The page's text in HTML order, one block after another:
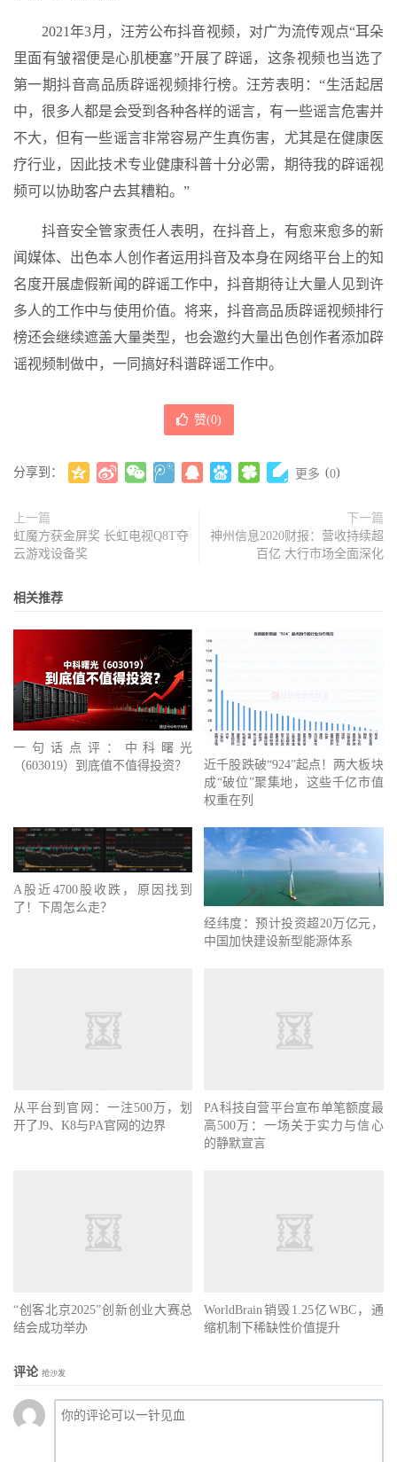
2021年3月，汪芳公布抖音视频，对广为流传观点“耳朵
里面有皱褶便是心肌梗塞”开展了辟谣，这条视频也当选了
第一期抖音高品质辟谣视频排行榜。汪芳表明：“生活起居
中，很多人都是会受到各种各样的谣言，有一些谣言危害并
不大，但有一些谣言非常容易产生真伤害，尤其是在健康医
疗行业，因此技术专业健康科普十分必需，期待我的辟谣视
频可以协助客户去其糟粕。”
抖音安全管家责任人表明，在抖音上，有愈来愈多的新
闻媒体、出色本人创作者运用抖音及本身在网络平台上的知
名度开展虚假新闻的辟谣工作中，抖音期待让大量人见到许
多人的工作中与使用价值。将来，抖音高品质辟谣视频排行
榜还会继续遮盖大量类型，也会邀约大量出色创作者添加辟
谣视频制做中，一同搞好科谱辟谣工作中。
赞(0)
分享到： 更多 (0)
上一篇
虹魔方获金屏奖 长虹电视Q8T夺
云游戏设备奖
下一篇
神州信息2020财报：营收持续超
百亿 大行市场全面深化
相关推荐
一句话点评：中科曙光
（603019）到底值不值得投资？
近千股跌破“924”起点！两大板块
成“破位”聚集地，这些千亿市值
权重在列
A股近4700股收跌，原因找到
了！下周怎么走？
经纬度：预计投资超20万亿元，
中国加快建设新型能源体系
从平台到官网：一注500万，划
开了J9、K8与PA官网的边界
PA科技自营平台宣布单笔额度最
高500万：一场关于实力与信心
的静默宣言
“创客北京2025”创新创业大赛总
结会成功举办
WorldBrain销毁1.25亿WBC，通
缩机制下稀缺性价值提升
评论 抢沙发